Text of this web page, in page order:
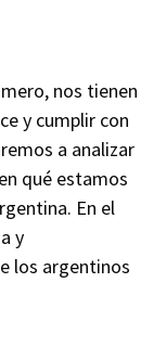
nos tienen
y cumplir con
a analizar
qué estamos
En el
y
los argentinos